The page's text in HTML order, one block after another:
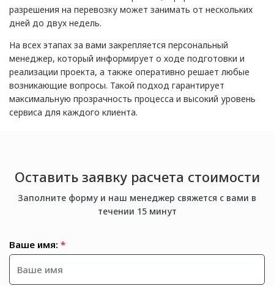
разрешения на перевозку может занимать от нескольких
дней до двух недель.
На всех этапах за вами закрепляется персональный
менеджер, который информирует о ходе подготовки и
реализации проекта, а также оперативно решает любые
возникающие вопросы. Такой подход гарантирует
максимальную прозрачность процесса и высокий уровень
сервиса для каждого клиента.
Оставить заявку расчета стоимости
Заполните форму и наш менеджер свяжется с вами в
течении 15 минут
Ваше имя: *